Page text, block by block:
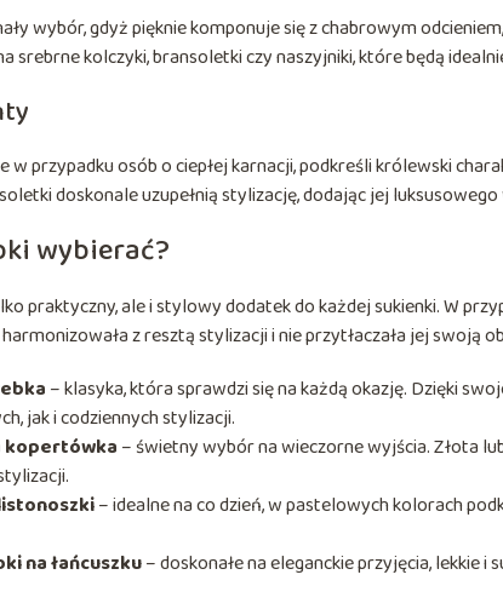
wybór, gdyż pięknie komponuje się z chabrowym
srebrne kolczyki, bransoletki czy naszyjniki, które będą
w przypadku osób o ciepłej karnacji, podkreśli królewski
doskonale uzupełnią stylizację, dodając jej
wybierać?
praktyczny, ale i stylowy dodatek do każdej sukienki. W
z resztą stylizacji i nie przytłaczała jej swoją
– klasyka, która sprawdzi się na każdą okazję. Dzięki
jak i codziennych stylizacji.
kopertówka – świetny wybór na wieczorne wyjścia. Złota
– idealne na co dzień, w pastelowych kolorach
na łańcuszku– doskonałe na eleganckie przyjęcia, lekkie